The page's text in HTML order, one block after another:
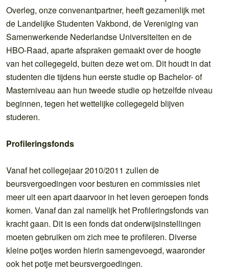
Overleg, onze convenantpartner, heeft gezamenlijk met
de Landelijke Studenten Vakbond, de Vereniging van
Samenwerkende Nederlandse Universiteiten en de
HBO-Raad, aparte afspraken gemaakt over de hoogte
van het collegegeld, buiten deze wet om. Dit houdt in dat
studenten die tijdens hun eerste studie op Bachelor- of
Masterniveau aan hun tweede studie op hetzelfde niveau
beginnen, tegen het wettelijke collegegeld blijven
studeren.
Profileringsfonds
Vanaf het collegejaar 2010/2011 zullen de
beursvergoedingen voor besturen en commissies niet
meer uit een apart daarvoor in het leven geroepen fonds
komen. Vanaf dan zal namelijk het Profileringsfonds van
kracht gaan. Dit is een fonds dat onderwijsinstellingen
moeten gebruiken om zich mee te profileren. Diverse
kleine potjes worden hierin samengevoegd, waaronder
ook het potje met beursvergoedingen.